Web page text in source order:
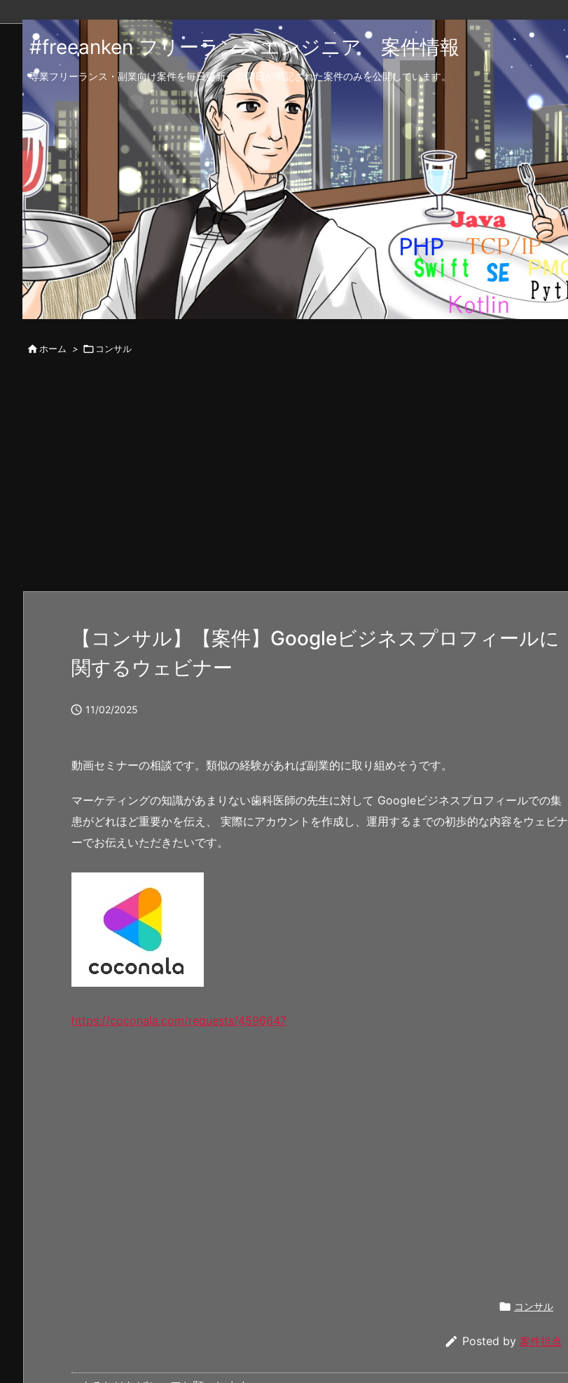
#freeanken フリーランスエンジニア 案件情報
専業フリーランス・副業向け案件を毎日更新！公開日が明記された案件のみを公開しています。
 ホーム >  コンサル
【コンサル】【案件】Googleビジネスプロフィールに
関するウェビナー
 11/02/2025
動画セミナーの相談です。類似の経験があれば副業的に取り組めそうです。
マーケティングの知識があまりない歯科医師の先生に対して Googleビジネスプロフィールでの集
患がどれほど重要かを伝え、 実際にアカウントを作成し、運用するまでの初歩的な内容をウェビナ
ーでお伝えいただきたいです。
https://coconala.com/requests/4596647
 コンサル
 Posted by 案件担当